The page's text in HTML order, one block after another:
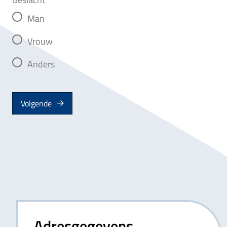
Man
Vrouw
Anders
Volgende